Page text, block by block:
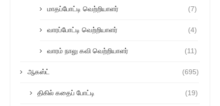
மாதப்போட்டி வெற்றியாளர் (7)
வாரப்போட்டி வெற்றியாளர் (4)
வாரம் நாலு கவி வெற்றியாளர் (11)
ஆகஸ்ட் (695)
திகில் கதைப் போட்டி (19)